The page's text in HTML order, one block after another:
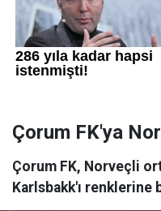
Çorum FK'ya
Çorum FK, Norveçli
Karlsbakk'ı renklerine